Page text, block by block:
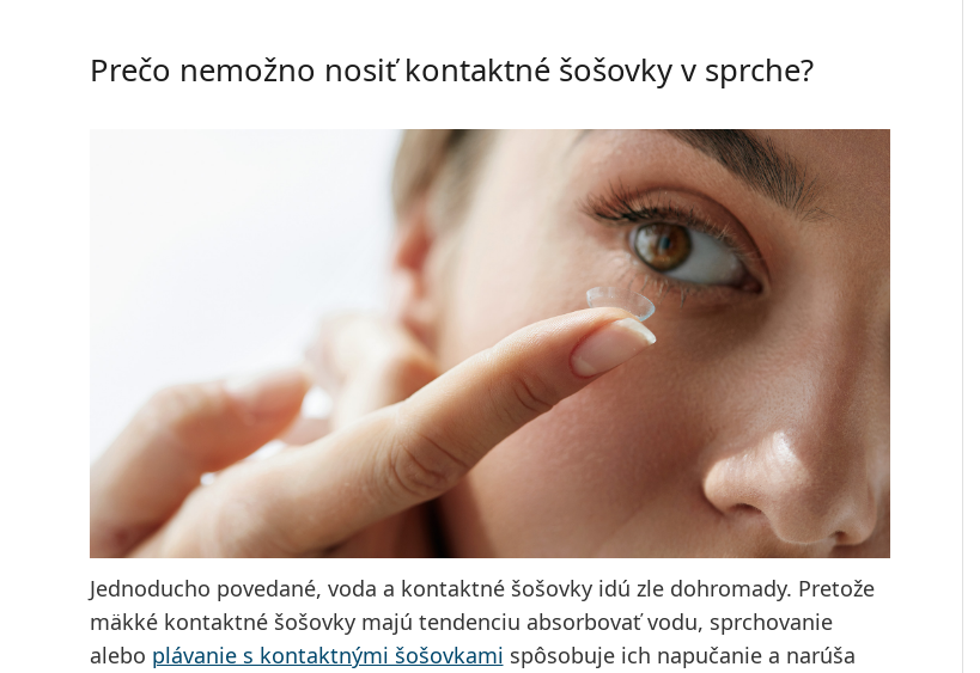
Prečo nemožno nosiť kontaktné šošovky v sprche?
Jednoducho povedané, voda a kontaktné šošovky idú zle dohromady. Pretože
mäkké kontaktné šošovky majú tendenciu absorbovať vodu, sprchovanie
alebo plávanie s kontaktnými šošovkami spôsobuje ich napučanie a narúša